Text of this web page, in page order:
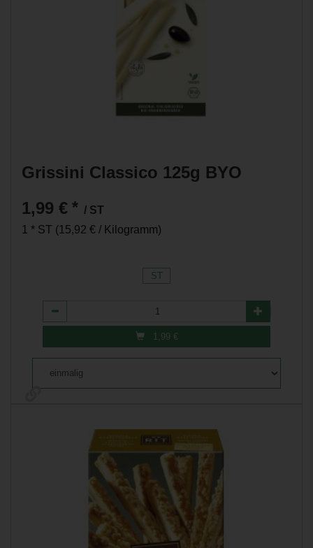
Grissini Classico 125g BYO
1,99 € * / ST
1 * ST (15,92 € / Kilogramm)
ST
Anzahl
1,99 €